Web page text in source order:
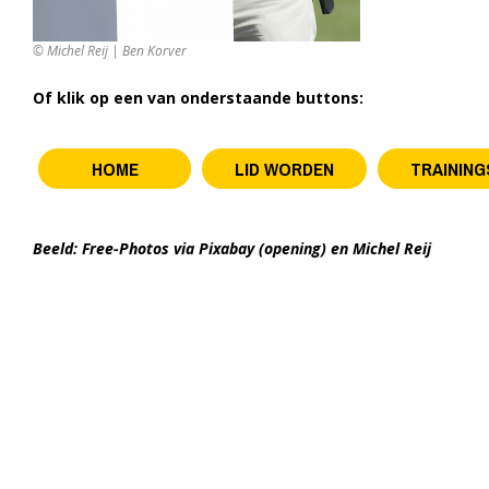
© Michel Reij | Ben Korver
Of klik op een van onderstaande buttons:
HOME LID WORDEN
Beeld: Free-Photos via Pixabay (opening) en Michel Reij